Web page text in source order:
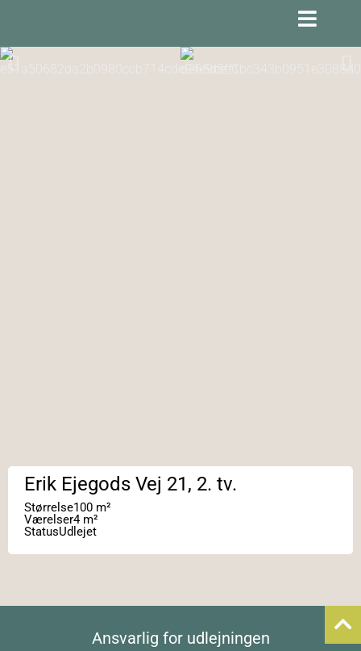
Erik Ejegods Vej 21, 2. tv.
Størrelse100 m²
Værelser4 m²
StatusUdlejet
Ansvarlig for udlejningen